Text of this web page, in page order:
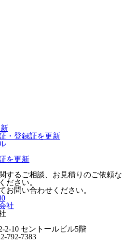
・登録証を更新
を更新
するご相談、 お見積りのご依頼な
ださい。
お問い合わせください。
2-10 セントールビル5階
792-7383